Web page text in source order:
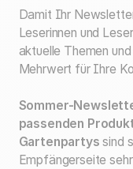
Damit Ihr
Leserinnen und
aktuelle Themen
Mehrwert für Ihre
Sommer-
passenden
Gartenpartys sind
Empfängerseite